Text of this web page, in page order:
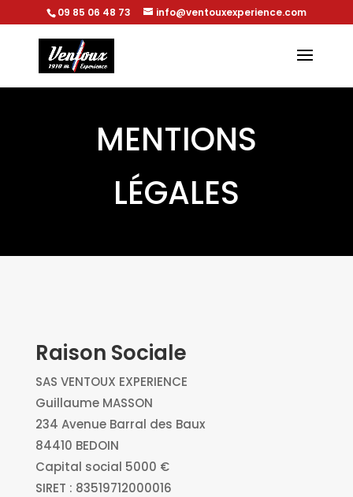
09 85 06 48 73 info@ventouxexperience.com
MENTIONS
LÉGALES
Raison Sociale
SAS VENTOUX EXPERIENCE
Guillaume MASSON
234 Avenue Barral des Baux
84410 BEDOIN
Capital social 5000 €
SIRET : 83519712000016